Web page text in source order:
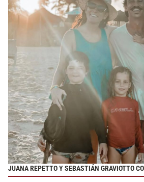
JUANA REPETTO Y SEBASTIÁN GRAVIOTTO